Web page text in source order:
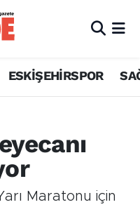
ESKİŞEHİRSPOR
Maratonu için